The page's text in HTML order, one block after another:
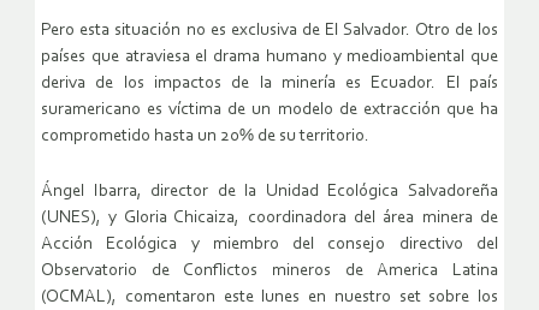
Pero esta situación no es exclusiva de El Salvador. Otro de los
países que atraviesa el drama humano y medioambiental que
deriva de los impactos de la minería es Ecuador. El país
suramericano es víctima de un modelo de extracción que ha
comprometido hasta un 20% de su territorio.
Ángel Ibarra, director de la Unidad Ecológica Salvadoreña
(UNES), y Gloria Chicaiza, coordinadora del área minera de
Acción Ecológica y miembro del consejo directivo del
Observatorio de Conflictos mineros de America Latina
(OCMAL), comentaron este lunes en nuestro set sobre los